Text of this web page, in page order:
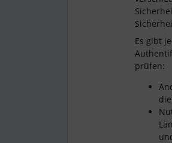
Es gibt
prüfen: